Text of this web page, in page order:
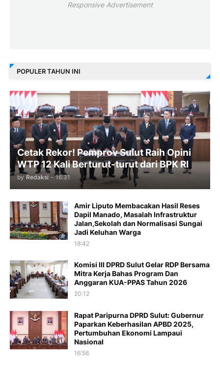
Responsive Advertisement
POPULER TAHUN INI
Cetak Rekor! Pemprov Sulut Raih Opini
WTP 12 Kali Berturut-turut dari BPK RI
by Redaksi - 16:31
Amir Liputo Membacakan Hasil Reses
Dapil Manado, Masalah Infrastruktur
Jalan,Sekolah dan Normalisasi Sungai
Jadi Keluhan Warga
18:42
Komisi III DPRD Sulut Gelar RDP Bersama
Mitra Kerja Bahas Program Dan
Anggaran KUA-PPAS Tahun 2026
20:12
Rapat Paripurna DPRD Sulut: Gubernur
Paparkan Keberhasilan APBD 2025,
Pertumbuhan Ekonomi Lampaui
Nasional
16:56